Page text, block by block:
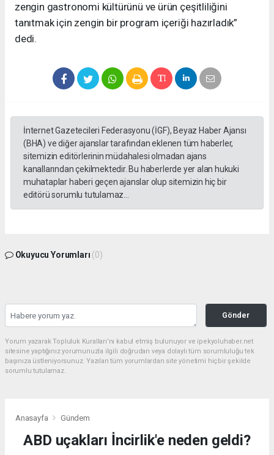
zengin gastronomi kültürünü ve ürün çeşitliliğini
tanıtmak için zengin bir program içeriği hazırladık”
dedi.
İnternet Gazetecileri Federasyonu (İGF), Beyaz Haber Ajansı
(BHA) ve diğer ajanslar tarafından eklenen tüm haberler,
sitemizin editörlerinin müdahalesi olmadan ajans
kanallarından çekilmektedir. Bu haberlerde yer alan hukuki
muhataplar haberi geçen ajanslar olup sitemizin hiç bir
editörü sorumlu tutulamaz...
Okuyucu Yorumları (0)
Gönder
Yorum yazarak Topluluk Kuralları’nı kabul etmiş bulunuyor ve ipekyoluhaber.net
sitesine yaptığınız yorumunuzla ilgili doğrudan veya dolaylı tüm sorumluluğu tek
başınıza üstleniyorsunuz. Yazılan tüm yorumlardan site yönetimi hiçbir şekilde
sorumlu tutulamaz.
Anasayfa Gündem
ABD uçakları İncirlik'e neden geldi?